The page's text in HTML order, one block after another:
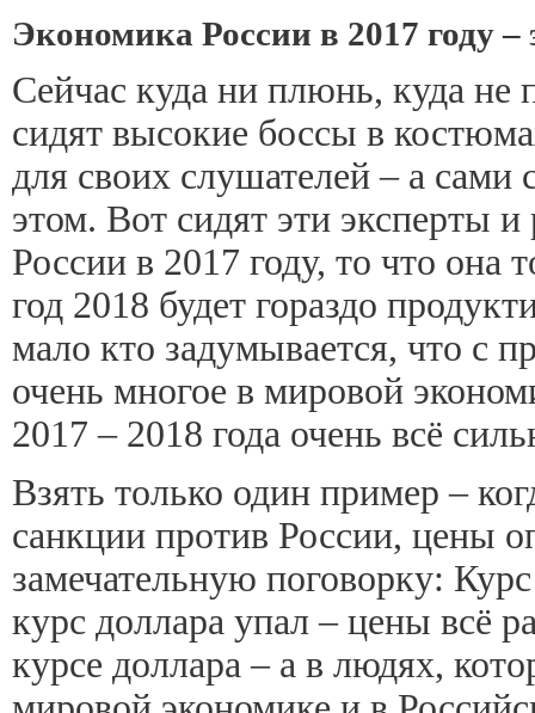
Экономика России в 2017 году –
Сейчас куда ни плюнь, куда не
сидят высокие боссы в
для своих слушателей – а сами
этом. Вот сидят эти эксперты
России в 2017 году, то что она
год 2018 будет гораздо
мало кто задумывается, что с
очень многое в мировой
2017 – 2018 года очень всё
Взять только один пример –
санкции против России, цены
замечательную поговорку:
курс доллара упал – цены всё
курсе доллара – а в людях,